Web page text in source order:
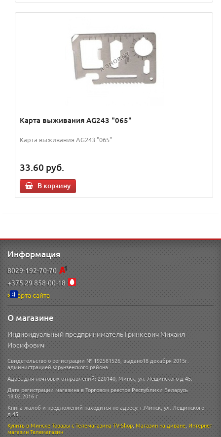
Карта выживания AG243 "065"
Карта выживания AG243 "065"
33.60 руб.
В корзину
Информация
8029-192-70-70
+375 29 858-00-18
Карта сайта
О магазине
Индивидуальный предприниматель Гринкевич Михаил
Иосифович
Свидетельство о регистрации № 192581526, выдано18 декабря 2015г.
администрацией Фрунзенского района.
Адрес для почтовых отправлений: 220140, Минск, ул. Лещинского д 45.
Дата регистрации магазина в Торговом реестре Республики Беларусь
18.02.2016 г
Книга жалоб и предложений находится по адресу: г.Минск, ул. Лещинского
д.45.
Купить в МинскеТовары с Телемагазина TV-Shop,Магазин на диване,Интернет
магазинТелемагазин